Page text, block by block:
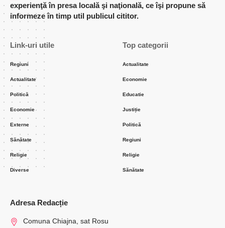
experienţă în presa locală şi naţională, ce îşi propune să
informeze în timp util publicul cititor.
Link-uri utile
Regiuni
Actualitate
Politică
Economie
Externe
Sănătate
Religie
Diverse
Top categorii
Actualitate
Economie
Educatie
Justiție
Politică
Regiuni
Religie
Sănătate
Adresa Redacție
Comuna Chiajna, sat Rosu